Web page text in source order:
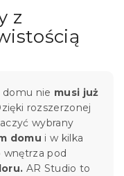
z
nie musi już
rozszerzonej
wybrany
domu i w kilka
wnętrza pod
AR Studio to